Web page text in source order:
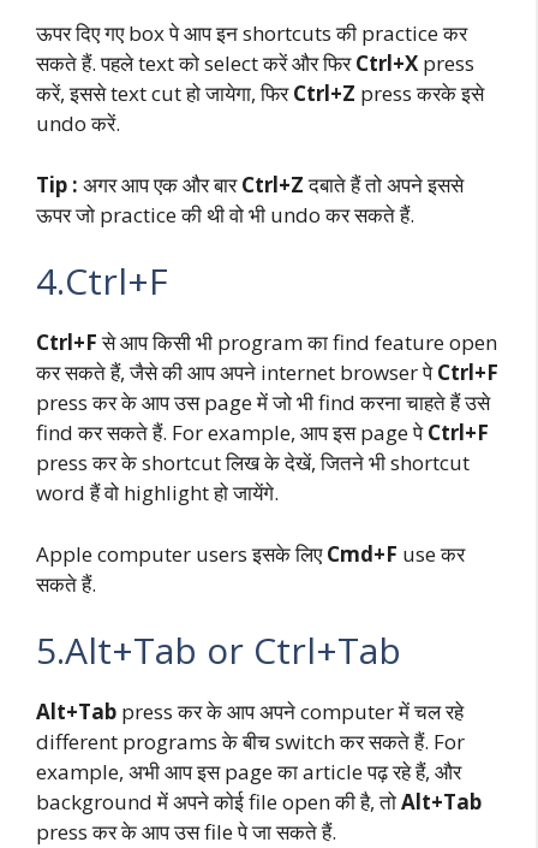
ऊपर दिए गए box पे आप इन shortcuts की practice कर
सकते हैं. पहले text को select करें और फिरCtrl+X press
करें, इससे text cut हो जायेगा, फिरCtrl+Z press करके इसे
undo करें.
Tip : अगर आप एक और बारCtrl+Zदबाते हैं तो अपने इससे
ऊपर जो practice की थी वो भी undo कर सकते हैं.
4.Ctrl+F
Ctrl+Fसे आप किसी भी program का find feature open
कर सकते हैं, जैसे की आप अपने internet browser पेCtrl+F
press कर के आप उस page में जो भी find करना चाहते हैं उसे
find कर सकते हैं. For example, आप इस page पेCtrl+F
press कर के shortcut लिख के देखें, जितने भी shortcut
word हैं वो highlight हो जायेंगे.
Apple computer users इसके लिएCmd+F use कर
सकते हैं.
5.Alt+Tab or Ctrl+Tab
Alt+Tab press कर के आप अपने computer में चल रहे
different programs के बीच switch कर सकते हैं. For
example, अभी आप इस page का article पढ़ रहे हैं, और
background में अपने कोई file open की है, तोAlt+Tab
press कर के आप उस file पे जा सकते हैं.